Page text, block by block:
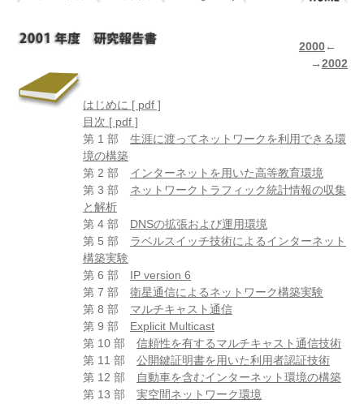
2000←
→2002
はじめに [ pdf ]
目次 [ pdf ]
第 1 部 生涯に渡ってネットワークを利用できる環
境の構築
第 2 部 インターネットを用いた高等教育環境
第 3 部 ネットワークトラフィック統計情報の収集
と解析
第 4 部 DNSの拡張および運用環境
第 5 部 ラベルスイッチ技術によるインターネット
構築実験
第 6 部 IP version 6
第 7 部 衛星通信によるネットワーク構築実験
第 8 部 マルチキャスト通信
第 9 部 Explicit Multicast
第 10 部 信頼性を有するマルチキャスト通信技術
第 11 部 公開鍵証明書を用いた利用者認証技術
第 12 部
自動車を含むインターネット環境の構築
第 13 部 実空間ネットワーク環境